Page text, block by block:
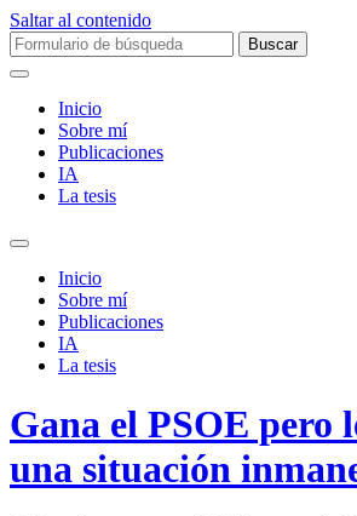
Saltar al contenido
Buscar:
Inicio
Sobre mí­
Publicaciones
IA
La tesis
Alternar
campo
búsqueda
Inicio
Sobre mí­
Publicaciones
IA
La tesis
Gana el PSOE pero
una situación